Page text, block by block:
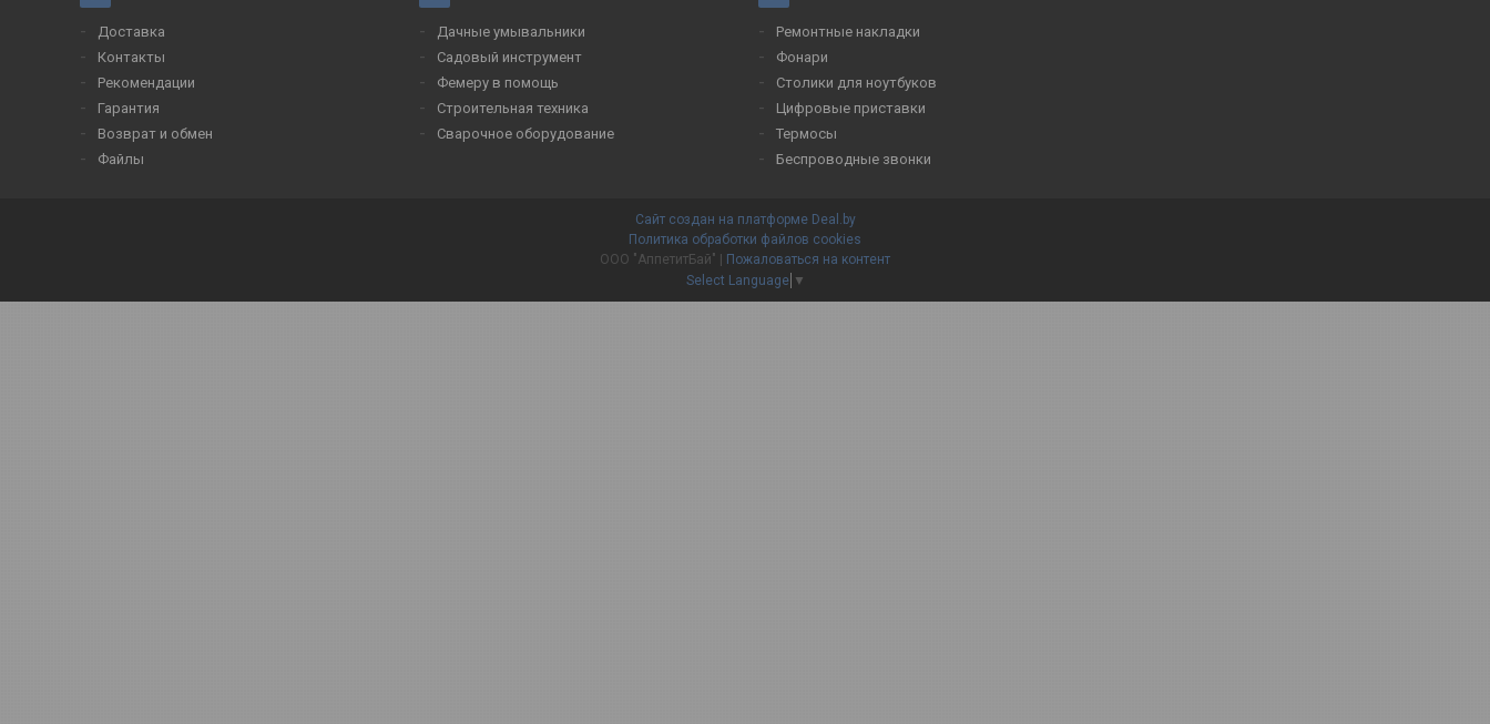
Доставка
Контакты
Рекомендации
Гарантия
Возврат и обмен
Файлы
Дачные умывальники
Садовый инструмент
Фемеру в помощь
Строительная техника
Сварочное оборудование
Ремонтные накладки
Фонари
Столики для ноутбуков
Цифровые приставки
Термосы
Беспроводные звонки
Сайт создан на платформе Deal.by
Политика обработки файлов cookies
ООО "АппетитБай" |
Пожаловаться на контент
Select Language ▼